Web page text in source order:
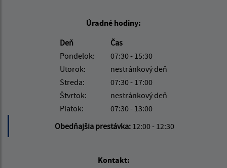
Úradné hodiny:
Deň
Čas
Pondelok:
07:30 - 15:30
Utorok:
nestránkový deň
Streda:
07:30 - 17:00
Štvrtok:
nestránkový deň
Piatok:
07:30 - 13:00
Obedňajšia prestávka: 12:00 - 12:30
Kontakt: